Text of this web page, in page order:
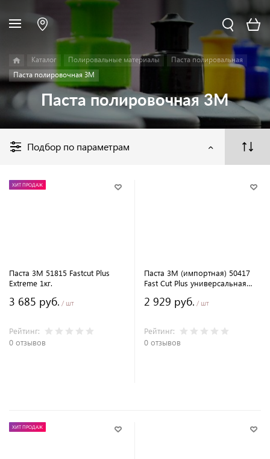
Каталог Полировальные материалы
Паста полировальная
Паста полировочная 3М
Паста полировочная 3М
Подбор по параметрам
ХИТ ПРОДАЖ
Паста 3M 51815 Fastcut Plus
Extreme 1кг.
3 685 руб. / шт
Рейтинг:
0 отзывов
Паста 3M (импортная) 50417
Fast Cut Plus универсальная
2 929 руб. / шт
Рейтинг:
0 отзывов
ХИТ ПРОДАЖ